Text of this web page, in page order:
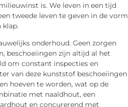
is. We leven in een tijd
tweede leven te geven in de vorm
klap.
onderhoud. Geen zorgen
beschoeiingen zijn altijd al het
om constant inspecties en
van deze kunststof beschoeiingen
hoeven te worden, wat op de
met naaldhout, een
en concurerend met